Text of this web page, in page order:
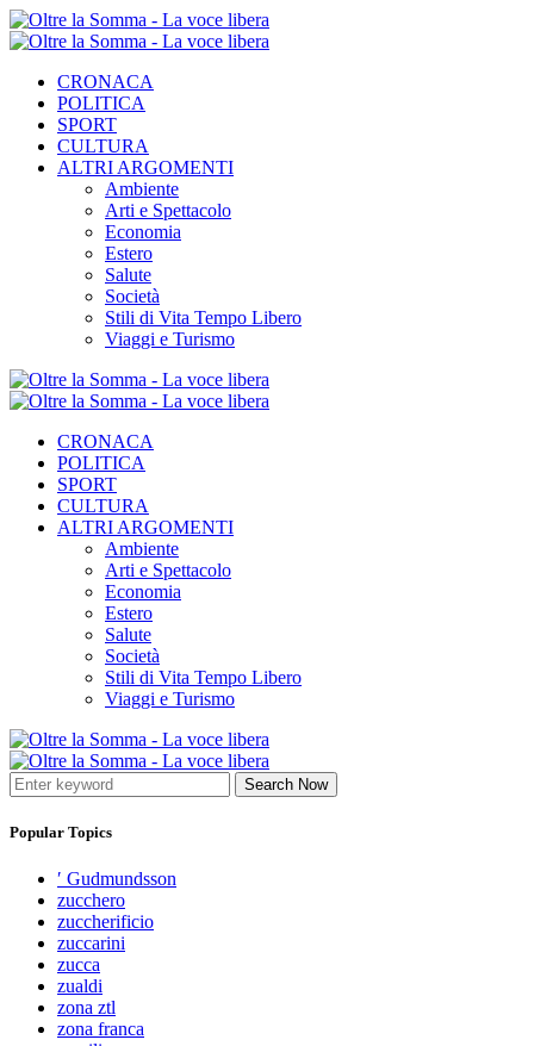
CRONACA
POLITICA
SPORT
CULTURA
ALTRI ARGOMENTI
Ambiente
Arti e Spettacolo
Economia
Estero
Salute
Società
Stili di Vita Tempo Libero
Viaggi e Turismo
CRONACA
POLITICA
SPORT
CULTURA
ALTRI ARGOMENTI
Ambiente
Arti e Spettacolo
Economia
Estero
Salute
Società
Stili di Vita Tempo Libero
Viaggi e Turismo
Search Now
Popular Topics
′ Gudmundsson
zucchero
zuccherificio
zuccarini
zucca
zualdi
zona ztl
zona franca